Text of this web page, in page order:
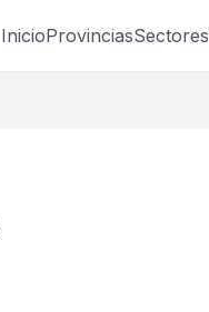
InicioProvinciasSectores